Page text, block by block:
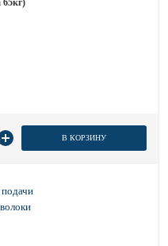
65кг)
В КОРЗИНУ